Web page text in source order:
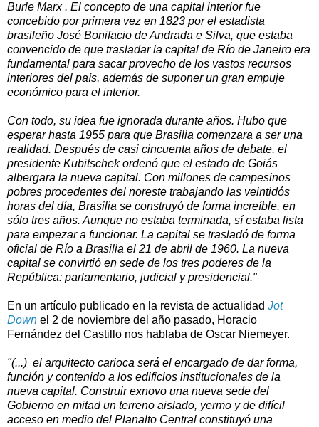
Burle Marx . El concepto de una capital interior fue
concebido por primera vez en 1823 por el estadista
brasileño José Bonifacio de Andrada e Silva, que estaba
convencido de que trasladar la capital de Río de Janeiro era
fundamental para sacar provecho de los vastos recursos
interiores del país, además de suponer un gran empuje
económico para el interior.
Con todo, su idea fue ignorada durante años. Hubo que
esperar hasta 1955 para que Brasilia comenzara a ser una
realidad. Después de casi cincuenta años de debate, el
presidente Kubitschek ordenó que el estado de Goiás
albergara la nueva capital. Con millones de campesinos
pobres procedentes del noreste trabajando las veintidós
horas del día, Brasilia se construyó de forma increíble, en
sólo tres años. Aunque no estaba terminada, sí estaba lista
para empezar a funcionar. La capital se trasladó de forma
oficial de Río a Brasilia el 21 de abril de 1960. La nueva
capital se convirtió en sede de los tres poderes de la
República: parlamentario, judicial y presidencial."
En un artículo publicado en la revista de actualidad Jot
Down el 2 de noviembre del año pasado, Horacio
Fernández del Castillo nos hablaba de Oscar Niemeyer.
"(...) el arquitecto carioca será el encargado de dar forma,
función y contenido a los edificios institucionales de la
nueva capital. Construir exnovo una nueva sede del
Gobierno en mitad un terreno aislado, yermo y de difícil
acceso en medio del Planalto Central constituyó una